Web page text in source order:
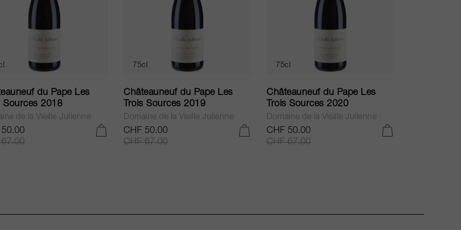
du Pape Les
Sources 2018
de la Vieille Julienne
75cl
Châteauneuf du Pape Les
Trois Sources 2019
Domaine de la Vieille Julienne
CHF 50.00
CHF 67.00
75cl
Châteauneuf du Pape Les
Trois Sources 2020
Domaine de la Vieille Julienne
CHF 50.00
CHF 67.00